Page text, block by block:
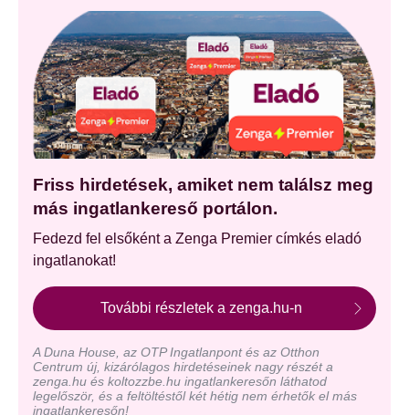
Friss hirdetések, amiket nem találsz meg
más ingatlankereső portálon.
Fedezd fel elsőként a Zenga Premier címkés eladó
ingatlanokat!
További részletek a zenga.hu-n
A Duna House, az OTP Ingatlanpont és az Otthon
Centrum új, kizárólagos hirdetéseinek nagy részét a
zenga.hu és koltozzbe.hu ingatlankeresőn láthatod
legelőször, és a feltöltéstől két hétig nem érhetők el más
ingatlankeresőn!